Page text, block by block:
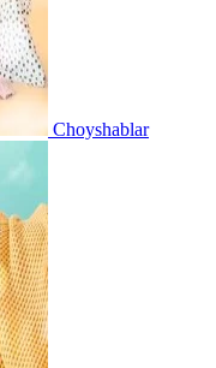
Choyshablar